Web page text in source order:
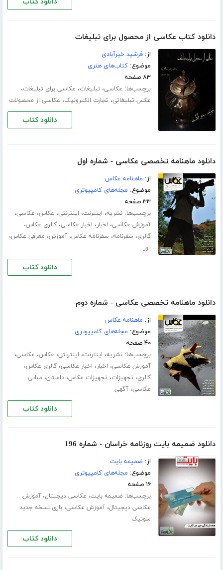
دانلود کتاب عکاسی از محصول برای تبلیغات
از:فرشید خیرآبادی
موضوع:کتاب‌های هنری
۸۳ صفحه
برچسب‌ها: عکاسی، تبلیغات، عکاسی برای تبلیغات،
عکس تبلیغاتی، تجارت الکترونیک، عکاسی از محصولات
دانلود کتاب
دانلود ماهنامه تخصصی عکاسی - شماره اول
از: ماهنامه عکاس
موضوع: مجله‌های کامپیوتری
۳۳ صفحه
برچسب‌ها:نشریه، اینترنت، اینترنتی، عکاس، عکاسی،
آموزش عکاسی، اخبار، اخبار عکاسی،گالری عکاس،
گالری، سفرنامه، سفرنامه عکاس،آموزش، معرفی عکاس،
تور
دانلود کتاب
دانلود ماهنامه تخصصی عکاسی - شماره دوم
از: ماهنامه عکاس
موضوع: مجله‌های کامپیوتری
۴۰ صفحه
برچسب‌ها:نشریه، اینترنت، اینترنتی، عکاس، عکاسی،
آموزش عکاسی، اخبار، اخبار عکاسی،گالری عکاس،
گالری، تجهیزات، تجهیزات عکاس،داستان، مبانی
عکاسی،آگهی
دانلود کتاب
دانلود ضمیمه بایت روزنامه خراسان - شماره 196
از: ضمیمه بایت
موضوع: مجله‌های کامپیوتری
۱۶ صفحه
برچسب‌ها:ضمیمه بایت، عکاسی دیجیتال،آموزش
عکاسی دیجیتال،آموزش عکاسی،بازی نسخه جدید
سونیک
دانلود کتاب